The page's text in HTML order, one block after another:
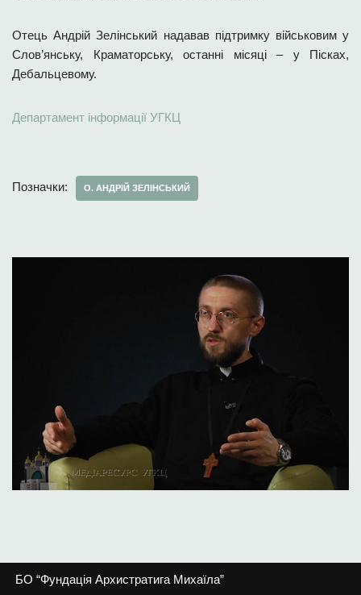
Отець Андрій Зелінський надавав підтримку військовим у
Слов’янську, Краматорську, останні місяці – у Пісках,
Дебальцевому.
Департамент інформації УГКЦ
Позначки: О. АНДРІЙ ЗЕЛІНСЬКИЙ
БО “Фундація Архистратига Михаїла”